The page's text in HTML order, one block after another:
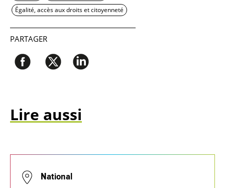
Égalité, accès aux droits et citoyenneté
PARTAGER
Lire aussi
National